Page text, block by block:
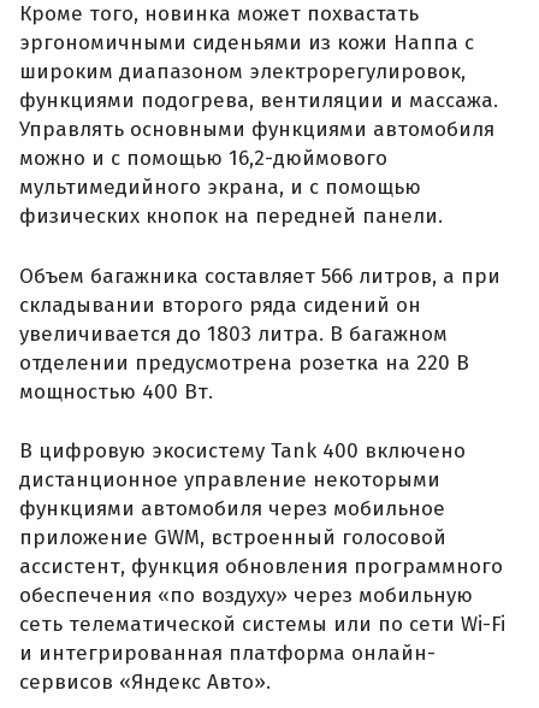
Кроме того, новинка может похвастать
эргономичными сиденьями из кожи Наппа с
широким диапазоном электрорегулировок,
функциями подогрева, вентиляции и массажа.
Управлять основными функциями автомобиля
можно и с помощью 16,2-дюймового
мультимедийного экрана, и с помощью
физических кнопок на передней панели.
Объем багажника составляет 566 литров, а при
складывании второго ряда сидений он
увеличивается до 1803 литра. В багажном
отделении предусмотрена розетка на 220 В
мощностью 400 Вт.
В цифровую экосистему Tank 400 включено
дистанционное управление некоторыми
функциями автомобиля через мобильное
приложение GWM, встроенный голосовой
ассистент, функция обновления программного
обеспечения «по воздуху» через мобильную
сеть телематической системы или по сети Wi-Fi
и интегрированная платформа онлайн-
сервисов «Яндекс Авто».